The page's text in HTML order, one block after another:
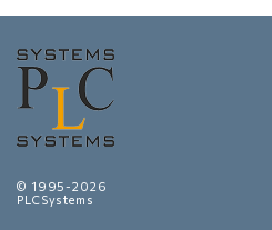
© 1995-2026
PLCSystems